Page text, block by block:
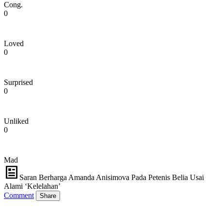
Cong.
0
Loved
0
Surprised
0
Unliked
0
Mad
Saran Berharga Amanda Anisimova Pada Petenis Belia Usai
Alami ‘Kelelahan’
Comment
Share